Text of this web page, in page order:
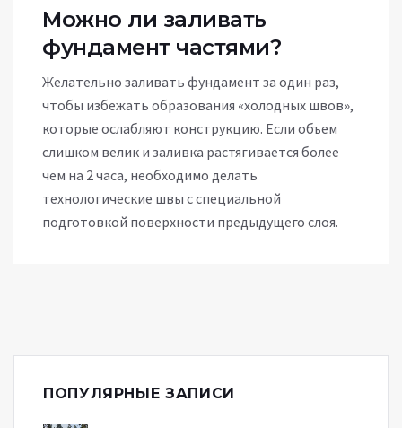
Можно ли заливать
фундамент частями?
Желательно заливать фундамент за один раз,
чтобы избежать образования «холодных швов»,
которые ослабляют конструкцию. Если объем
слишком велик и заливка растягивается более
чем на 2 часа, необходимо делать
технологические швы с специальной
подготовкой поверхности предыдущего слоя.
ПОПУЛЯРНЫЕ ЗАПИСИ